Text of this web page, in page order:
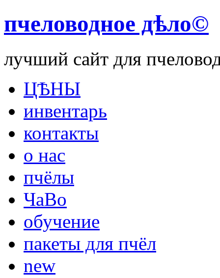
пчеловодное дѣло©
лучший сайт для
ЦѢНЫ
инвентарь
контакты
о нас
пчёлы
ЧаВо
обучение
пакеты для пчёл
new